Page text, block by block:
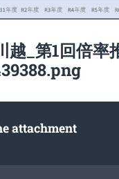
越_第1回倍率
attachment